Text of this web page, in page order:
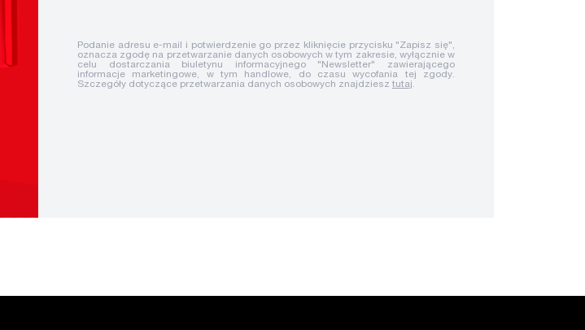
Podanie adresu e-mail i potwierdzenie go przez kliknięcie przycisku "Zapisz się",
oznacza zgodę na przetwarzanie danych osobowych w tym zakresie, wyłącznie w
celu dostarczania biuletynu informacyjnego "Newsletter" zawierającego
informacje marketingowe, w tym handlowe, do czasu wycofania tej zgody.
Szczegóły dotyczące przetwarzania danych osobowych znajdziesz tutaj.